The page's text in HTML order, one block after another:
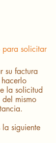
para solicitar
su factura
la solicitud
mismo
siguiente